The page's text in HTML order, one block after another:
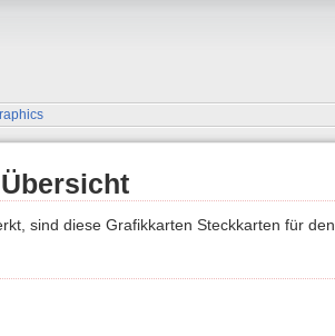
sind diese Grafikkarten Steckkarten für den